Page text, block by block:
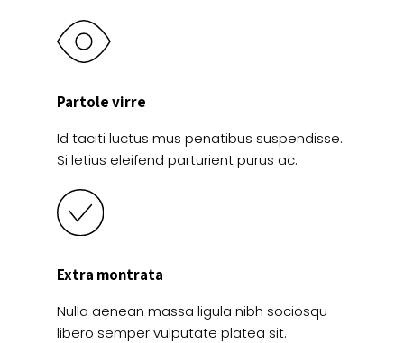
Partole virre
Id taciti luctus mus penatibus suspendisse.
Si letius eleifend parturient purus ac.
Extra montrata
Nulla aenean massa ligula nibh sociosqu
libero semper vulputate platea sit.